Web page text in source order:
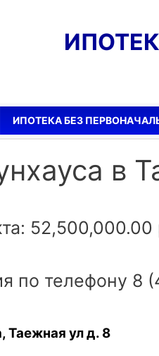
ИПОТЕКА БЕЗ
в
52,500,000.00
по телефону 8
Таежная ул д. 8